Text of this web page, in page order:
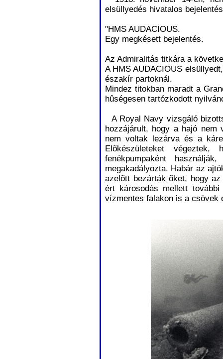
elsüllyedés hivatalos
"HMS AUDACIOUS.
Egy megkésett bejelentés.
Az Admiralitás titkára a
A HMS AUDACIOUS
északír partoknál.
Mindez titokban maradt a
hûségesen tartózkodott
A Royal Navy vizsgáló
hozzájárult, hogy a hajó nem
nem voltak lezárva és a
Elõkészületeket
fenékpumpaként
megakadályozta. Habár az
azelõtt bezárták õket, hogy
ért károsodás mellett
vízmentes falakon is a csövek